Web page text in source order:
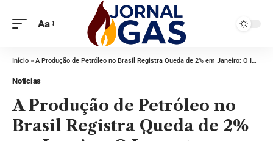
Aa
Início » A Produção de Petróleo no Brasil Registra Queda de 2% em Janeiro: O Impacto no Mercado e Perspectivas Futuras
Notícias
A Produção de Petróleo no
Brasil Registra Queda de 2%